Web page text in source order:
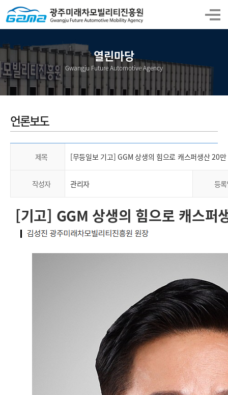
열린마당
Gwangju Future Automotive Agency
언론보도
제목 [무등일보 기고] GGM 상생의 힘으로 캐스퍼생산 20
작성자 관리자 등록
[기고] GGM 상생의 힘으로 캐스퍼